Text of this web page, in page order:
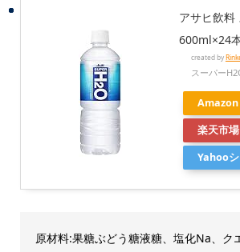
アサヒ飲料
600ml×24
created by
スーパー
Amazon
楽天市場
Yahoo
原材料:果糖ぶどう糖液糖、塩化Na、ク